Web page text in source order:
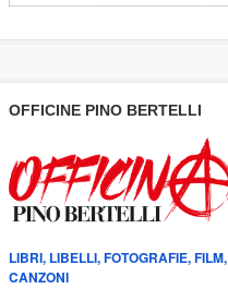
OFFICINE PINO BERTELLI
LIBRI, LIBELLI, FOTOGRAFIE, FILM,
CANZONI